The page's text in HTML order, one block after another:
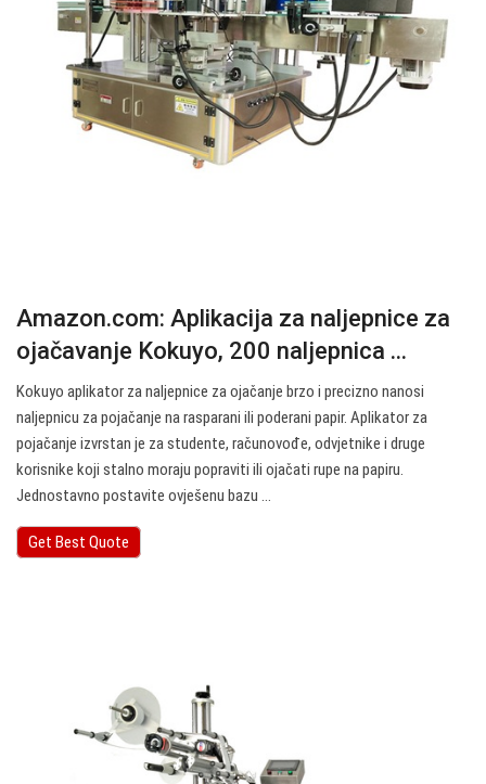
Amazon.com: Aplikacija za naljepnice za
ojačavanje Kokuyo, 200 naljepnica ...
Kokuyo aplikator za naljepnice za ojačanje brzo i precizno nanosi
naljepnicu za pojačanje na rasparani ili poderani papir. Aplikator za
pojačanje izvrstan je za studente, računovođe, odvjetnike i druge
korisnike koji stalno moraju popraviti ili ojačati rupe na papiru.
Jednostavno postavite ovješenu bazu ...
Get Best Quote